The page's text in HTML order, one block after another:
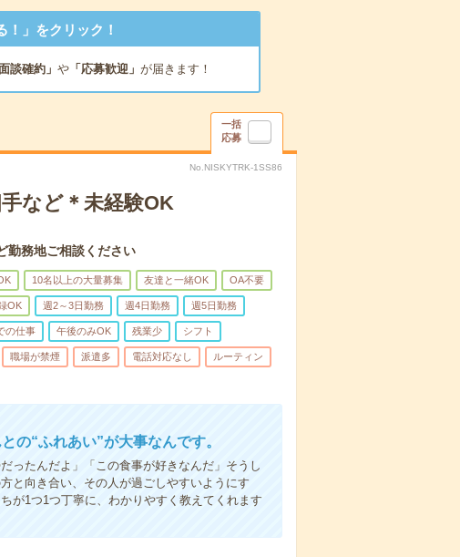
」をクリック！
面談確約」 や「応募歓迎」 が届きます！
一括
応募
No.NISKYTRK-1SS86
など＊未経験OK
務地ご相談ください
10名以上の大量募集 友達と一緒OK OA不要
OK 週2～3日勤務 週4日勤務 週5日勤務
の仕事 午後のみOK 残業少 シフト
職場が禁煙 派遣多 電話対応なし ルーティン
の“ふれあい”が大事なんです。
ったんだよ」「この食事が好きなんだ」そうし
と向き合い、その人が過ごしやすいようにす
が1つ1つ丁寧に、わかりやすく教えてくれます